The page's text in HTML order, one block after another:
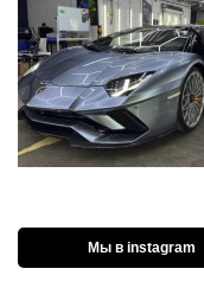
Мы в instagram